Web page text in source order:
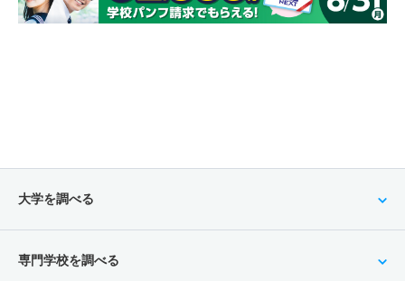
大学を調べる
専門学校を調べる